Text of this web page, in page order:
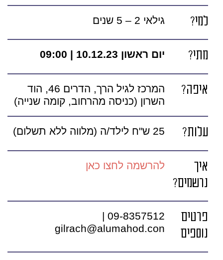
למי? גילאי 2 – 5 שנים
מתי? יום ראשון 10.12.23 | 09:00
איפה?
המרכז לגיל הרך, הדרים 46, הוד
השרון (כניסה מהרחוב, קומה שנייה)
עלות? 25 ש"ח לילד/ה (מלווה ללא תשלום)
איך
נרשמים?
להרשמה לחצו כאן
פרטים
נוספים
09-8357512 |
gilrach@alumahod.con